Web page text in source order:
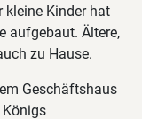
kleine Kinder hat
aufgebaut. Ältere,
zu Hause.
Geschäftshaus
Königs